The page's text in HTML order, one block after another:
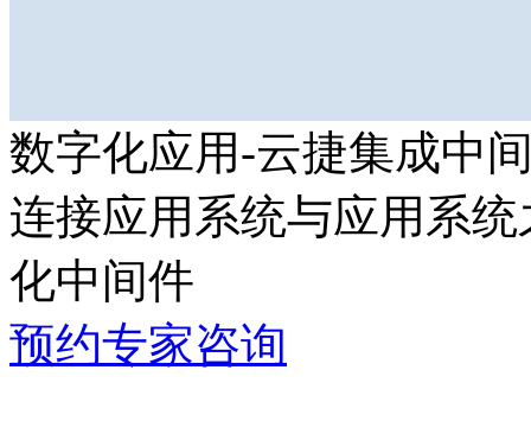
数字化应用-云捷集成中
连接应用系统与应用系统之
化中间件
预约专家咨询